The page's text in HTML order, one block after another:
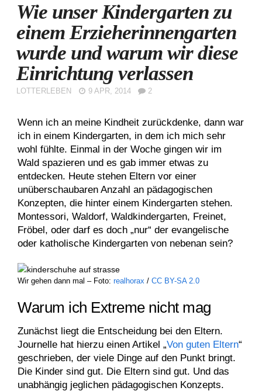
Wie unser Kindergarten zu
einem Erzieherinnengarten
wurde und warum wir diese
Einrichtung verlassen
LOTTERLEBEN 9 APR, 2014 2
Wenn ich an meine Kindheit zurückdenke, dann war
ich in einem Kindergarten, in dem ich mich sehr
wohl fühlte. Einmal in der Woche gingen wir im
Wald spazieren und es gab immer etwas zu
entdecken. Heute stehen Eltern vor einer
unüberschaubaren Anzahl an pädagogischen
Konzepten, die hinter einem Kindergarten stehen.
Montessori, Waldorf, Waldkindergarten, Freinet,
Fröbel, oder darf es doch „nur“ der evangelische
oder katholische Kindergarten von nebenan sein?
Wir gehen dann mal – Foto: realhorax / CC BY-SA 2.0
Warum ich Extreme nicht mag
Zunächst liegt die Entscheidung bei den Eltern.
Journelle hat hierzu einen Artikel „Von guten Eltern“
geschrieben, der viele Dinge auf den Punkt bringt.
Die Kinder sind gut. Die Eltern sind gut. Und das
unabhängig jeglichen pädagogischen Konzepts.